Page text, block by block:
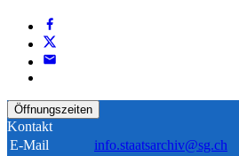
Öffnungszeiten
Kontakt
E-Mail
info.staatsarchiv@sg.ch